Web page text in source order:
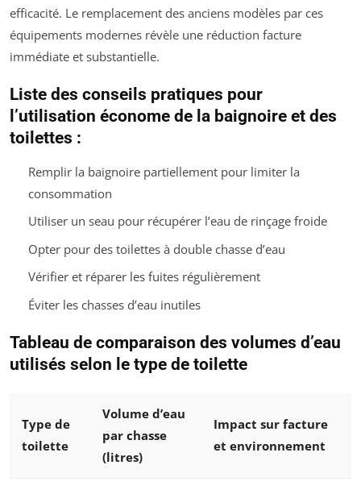
efficacité. Le remplacement des anciens modèles par ces
équipements modernes révèle une réduction facture
immédiate et substantielle.
Liste des conseils pratiques pour
l’utilisation économe de la baignoire et des
toilettes :
Remplir la baignoire partiellement pour limiter la
consommation
Utiliser un seau pour récupérer l’eau de rinçage froide
Opter pour des toilettes à double chasse d’eau
Vérifier et réparer les fuites régulièrement
Éviter les chasses d’eau inutiles
Tableau de comparaison des volumes d’eau
utilisés selon le type de toilette
Type de
toilette
Volume d’eau
par chasse
(litres)
Impact sur facture
et environnement